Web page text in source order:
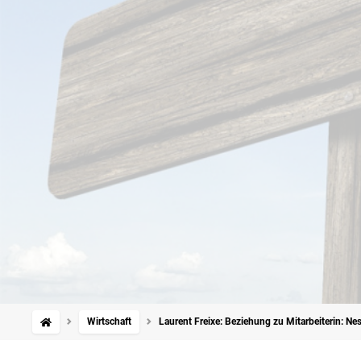
Wirtschaft Laurent Freixe: Beziehung zu Mitarbeiterin: